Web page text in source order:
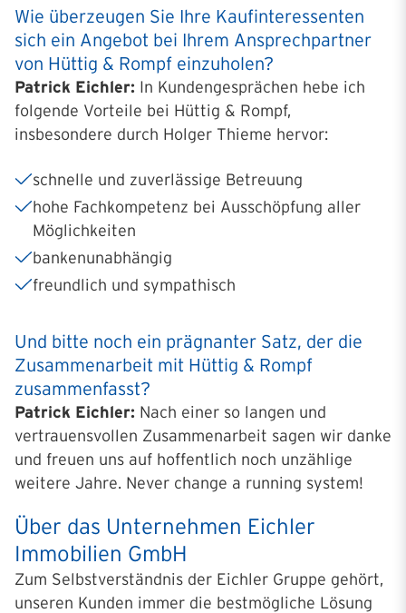
Wie überzeugen Sie Ihre Kaufinteressenten
sich ein Angebot bei Ihrem Ansprechpartner
von Hüttig & Rompf einzuholen?
Patrick Eichler: In Kundengesprächen hebe ich
folgende Vorteile bei Hüttig & Rompf,
insbesondere durch Holger Thieme hervor:
schnelle und zuverlässige Betreuung
hohe Fachkompetenz bei Ausschöpfung aller
Möglichkeiten
bankenunabhängig
freundlich und sympathisch
Und bitte noch ein prägnanter Satz, der die
Zusammenarbeit mit Hüttig & Rompf
zusammenfasst?
Patrick Eichler: Nach einer so langen und
vertrauensvollen Zusammenarbeit sagen wir danke
und freuen uns auf hoffentlich noch unzählige
weitere Jahre. Never change a running system!
Über das Unternehmen Eichler
Immobilien GmbH
Zum Selbstverständnis der Eichler Gruppe gehört,
unseren Kunden immer die bestmögliche Lösung